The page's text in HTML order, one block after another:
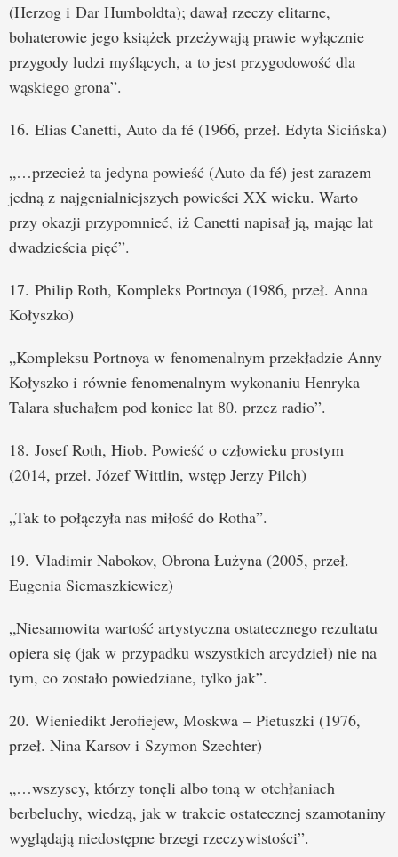
(Herzog i Dar Humboldta); dawał rzeczy elitarne,
bohaterowie jego książek przeżywają prawie wyłącznie
przygody ludzi myślących, a to jest przygodowość dla
wąskiego grona”.
16. Elias Canetti, Auto da fé (1966, przeł. Edyta Sicińska)
„…przecież ta jedyna powieść (Auto da fé) jest zarazem
jedną z najgenialniejszych powieści XX wieku. Warto
przy okazji przypomnieć, iż Canetti napisał ją, mając lat
dwadzieścia pięć”.
17. Philip Roth, Kompleks Portnoya (1986, przeł. Anna
Kołyszko)
„Kompleksu Portnoya w fenomenalnym przekładzie Anny
Kołyszko i równie fenomenalnym wykonaniu Henryka
Talara słuchałem pod koniec lat 80. przez radio”.
18. Josef Roth, Hiob. Powieść o człowieku prostym
(2014, przeł. Józef Wittlin, wstęp Jerzy Pilch)
„Tak to połączyła nas miłość do Rotha”.
19. Vladimir Nabokov, Obrona Łużyna (2005, przeł.
Eugenia Siemaszkiewicz)
„Niesamowita wartość artystyczna ostatecznego rezultatu
opiera się (jak w przypadku wszystkich arcydzieł) nie na
tym, co zostało powiedziane, tylko jak”.
20. Wieniedikt Jerofiejew, Moskwa – Pietuszki (1976,
przeł. Nina Karsov i Szymon Szechter)
„…wszyscy, którzy tonęli albo toną w otchłaniach
berbeluchy, wiedzą, jak w trakcie ostatecznej szamotaniny
wyglądają niedostępne brzegi rzeczywistości”.